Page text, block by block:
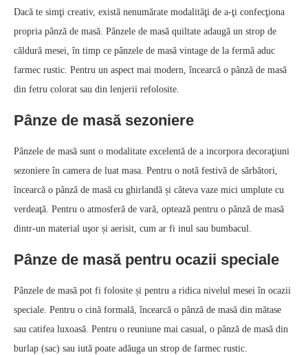
Dacă te simţi creativ, există nenumărate modalităţi de a-ţi confecţiona
propria pânză de masă. Pânzele de masă quiltate adaugă un strop de
căldură mesei, în timp ce pânzele de masă vintage de la fermă aduc
farmec rustic. Pentru un aspect mai modern, încearcă o pânză de masă
din fetru colorat sau din lenjerii refolosite.
Pânze de masă sezoniere
Pânzele de masă sunt o modalitate excelentă de a incorpora decoraţiuni
sezoniere în camera de luat masa. Pentru o notă festivă de sărbători,
încearcă o pânză de masă cu ghirlandă și câteva vaze mici umplute cu
verdeaţă. Pentru o atmosferă de vară, optează pentru o pânză de masă
dintr-un material uşor și aerisit, cum ar fi inul sau bumbacul.
Pânze de masă pentru ocazii speciale
Pânzele de masă pot fi folosite și pentru a ridica nivelul mesei în ocazii
speciale. Pentru o cină formală, încearcă o pânză de masă din mătase
sau catifea luxoasă. Pentru o reuniune mai casual, o pânză de masă din
burlap (sac) sau iută poate adăuga un strop de farmec rustic.